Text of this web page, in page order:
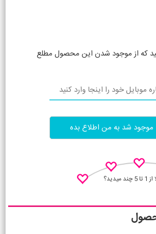
که از موجود شدن این محصول مطلع
موجود شد به من اطلاع بده